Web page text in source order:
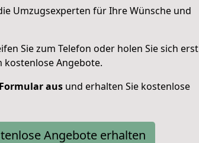
Umzugsexperten für Ihre Wünsche und
Sie zum Telefon oder holen Sie sich erst
kostenlose Angebote.
aus und erhalten Sie kostenlose
Angebote erhalten